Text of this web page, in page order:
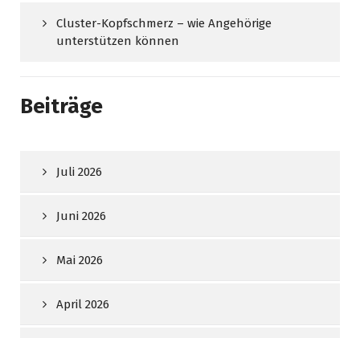
Cluster-Kopfschmerz – wie Angehörige
unterstützen können
Beiträge
Juli 2026
Juni 2026
Mai 2026
April 2026